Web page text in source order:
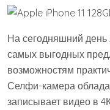
На сегодняшний день
самых выгодных
возможностям
Селфи-камера
записывает видео в